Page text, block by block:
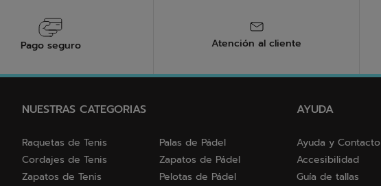
Pago seguro Atención al cliente
NUESTRAS CATEGORIAS
Raquetas de Tenis
Cordajes de Tenis
Zapatos de Tenis
Palas de Pádel
Zapatos de Pádel
Pelotas de Pádel
AYUDA
Ayuda y Contacto
Accesibilidad
Guía de tallas